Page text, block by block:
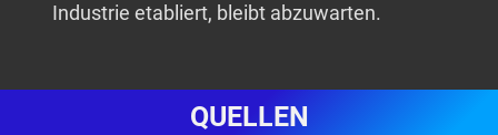
Industrie etabliert, bleibt abzuwarten.
QUELLEN